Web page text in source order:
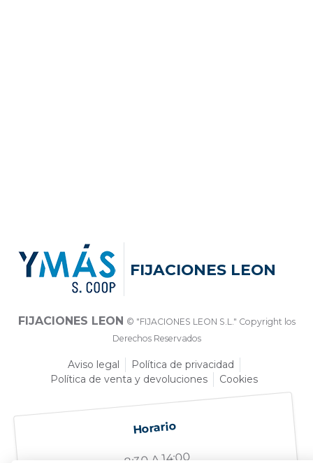
FIJACIONES LEON
FIJACIONES LEON © "FIJACIONES LEON S.L." Copyright los
Derechos Reservados
Aviso legal
Política de privacidad
Política de venta y devoluciones
Cookies
Horario